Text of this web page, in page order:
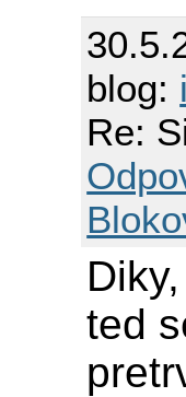
blog:
Re:
ted